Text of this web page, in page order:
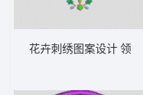
花卉刺绣图案设计 领